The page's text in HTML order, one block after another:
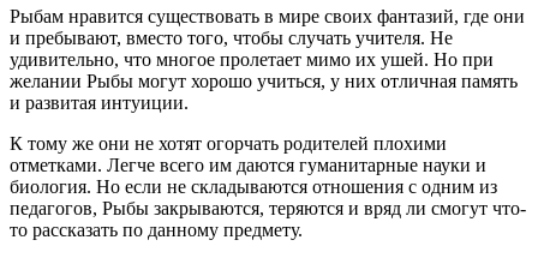
Рыбам нравится существовать в мире своих фантазий, где они
и пребывают, вместо того, чтобы случать учителя. Не
удивительно, что многое пролетает мимо их ушей. Но при
желании Рыбы могут хорошо учиться, у них отличная память
и развитая интуиции.
К тому же они не хотят огорчать родителей плохими
отметками. Легче всего им даются гуманитарные науки и
биология. Но если не складываются отношения с одним из
педагогов, Рыбы закрываются, теряются и вряд ли смогут что-
то рассказать по данному предмету.